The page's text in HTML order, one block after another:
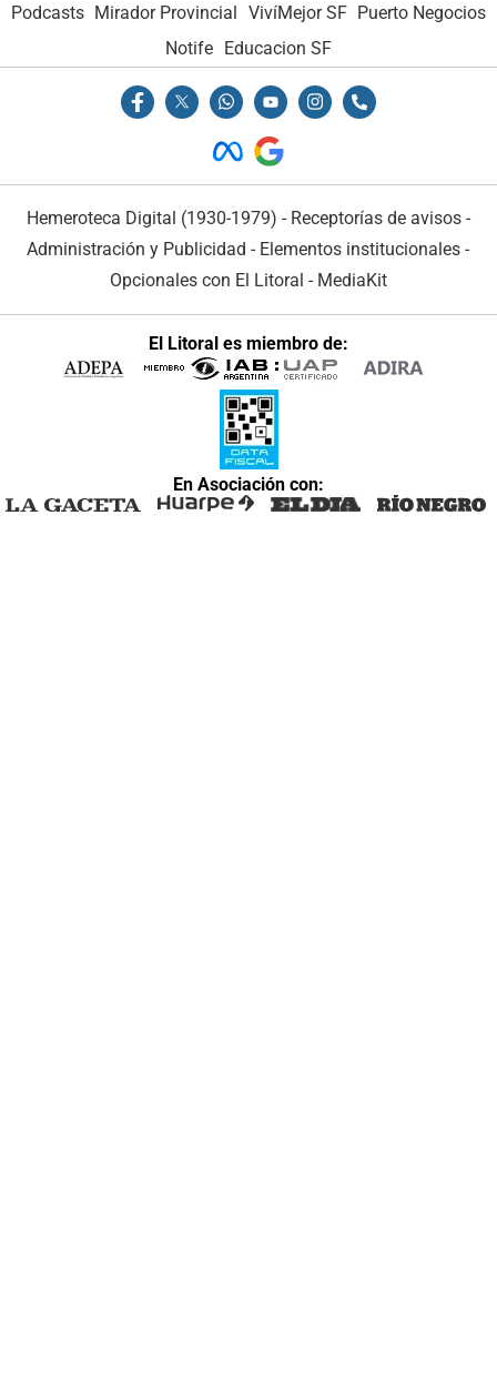
Podcasts Mirador Provincial VivíMejor SF Puerto Negocios
Notife Educacion SF
Hemeroteca Digital (1930-1979) - Receptorías de avisos -
Administración y Publicidad - Elementos institucionales -
Opcionales con El Litoral - MediaKit
El Litoral es miembro de:
En Asociación con: